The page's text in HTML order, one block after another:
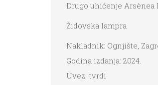
Drugo uhićenje Arsènea
Židovska lampra
Nakladnik: Ognjište,
Godina izdanja: 2024.
Uvez: tvrdi